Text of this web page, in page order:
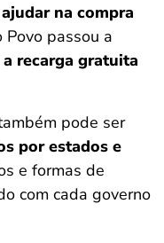
na compra
Povo passou a
recarga gratuita
pode ser
por estados e
e formas de
com cada governo